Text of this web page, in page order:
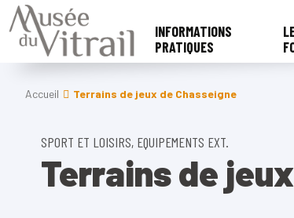
INFORMATIONS
PRATIQUES
Accueil Terrains de jeux de Chasseigne
SPORT ET LOISIRS, EQUIPEMENTS EXT.
Terrains de